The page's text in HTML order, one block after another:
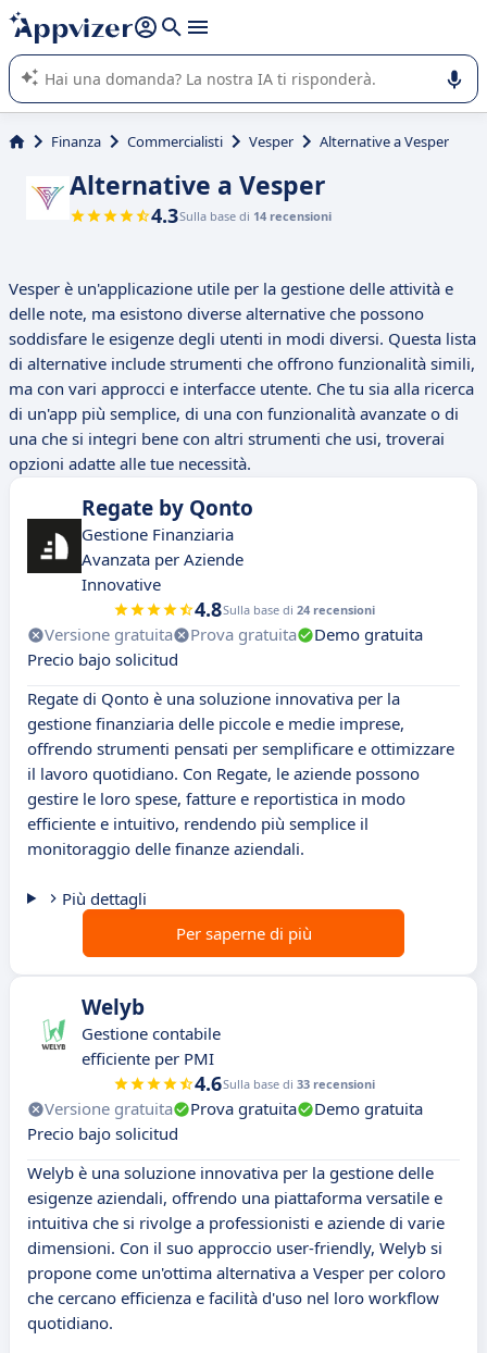
righe con
shift + enter
L'IA di Appvizer vi guida nell'utilizzo o nella scelta di un
software SaaS per la vostra azienda.
Finanza Commercialisti Vesper Alternative a Vesper
Alternative a Vesper
4.3Sulla base di 14 recensioni
Vesper è un'applicazione utile per la gestione delle attività e
delle note, ma esistono diverse alternative che possono
soddisfare le esigenze degli utenti in modi diversi. Questa lista
di alternative include strumenti che offrono funzionalità simili,
ma con vari approcci e interfacce utente. Che tu sia alla ricerca
di un'app più semplice, di una con funzionalità avanzate o di
una che si integri bene con altri strumenti che usi, troverai
opzioni adatte alle tue necessità.
Regate by Qonto
Gestione Finanziaria
Avanzata per Aziende
Innovative
4.8Sulla base di 24 recensioni
Versione gratuita Prova gratuita
Demo gratuita
Precio bajo solicitud
Regate di Qonto è una soluzione innovativa per la
gestione finanziaria delle piccole e medie imprese,
offrendo strumenti pensati per semplificare e ottimizzare
il lavoro quotidiano. Con Regate, le aziende possono
gestire le loro spese, fatture e reportistica in modo
efficiente e intuitivo, rendendo più semplice il
monitoraggio delle finanze aziendali.
Più dettagli
Per saperne di più
Welyb
Gestione contabile
efficiente per PMI
4.6Sulla base di 33 recensioni
Versione gratuita Prova gratuita
Demo gratuita
Precio bajo solicitud
Welyb è una soluzione innovativa per la gestione delle
esigenze aziendali, offrendo una piattaforma versatile e
intuitiva che si rivolge a professionisti e aziende di varie
dimensioni. Con il suo approccio user-friendly, Welyb si
propone come un'ottima alternativa a Vesper per coloro
che cercano efficienza e facilità d'uso nel loro workflow
quotidiano.